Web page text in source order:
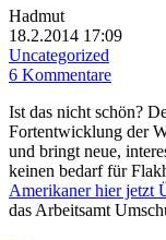
Hadmut
18.2.2014 17:09
Uncategorized
6 Kommentare
Ist das nicht schön?
Fortentwicklung der
und bringt neue,
keinen bedarf für
Amerikaner hier jetzt
das Arbeitsamt